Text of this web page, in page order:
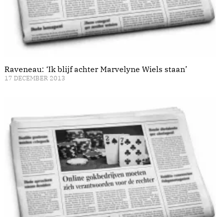
Raveneau: ‘Ik blijf achter Marvelyne Wiels staan’
17 DECEMBER 2013